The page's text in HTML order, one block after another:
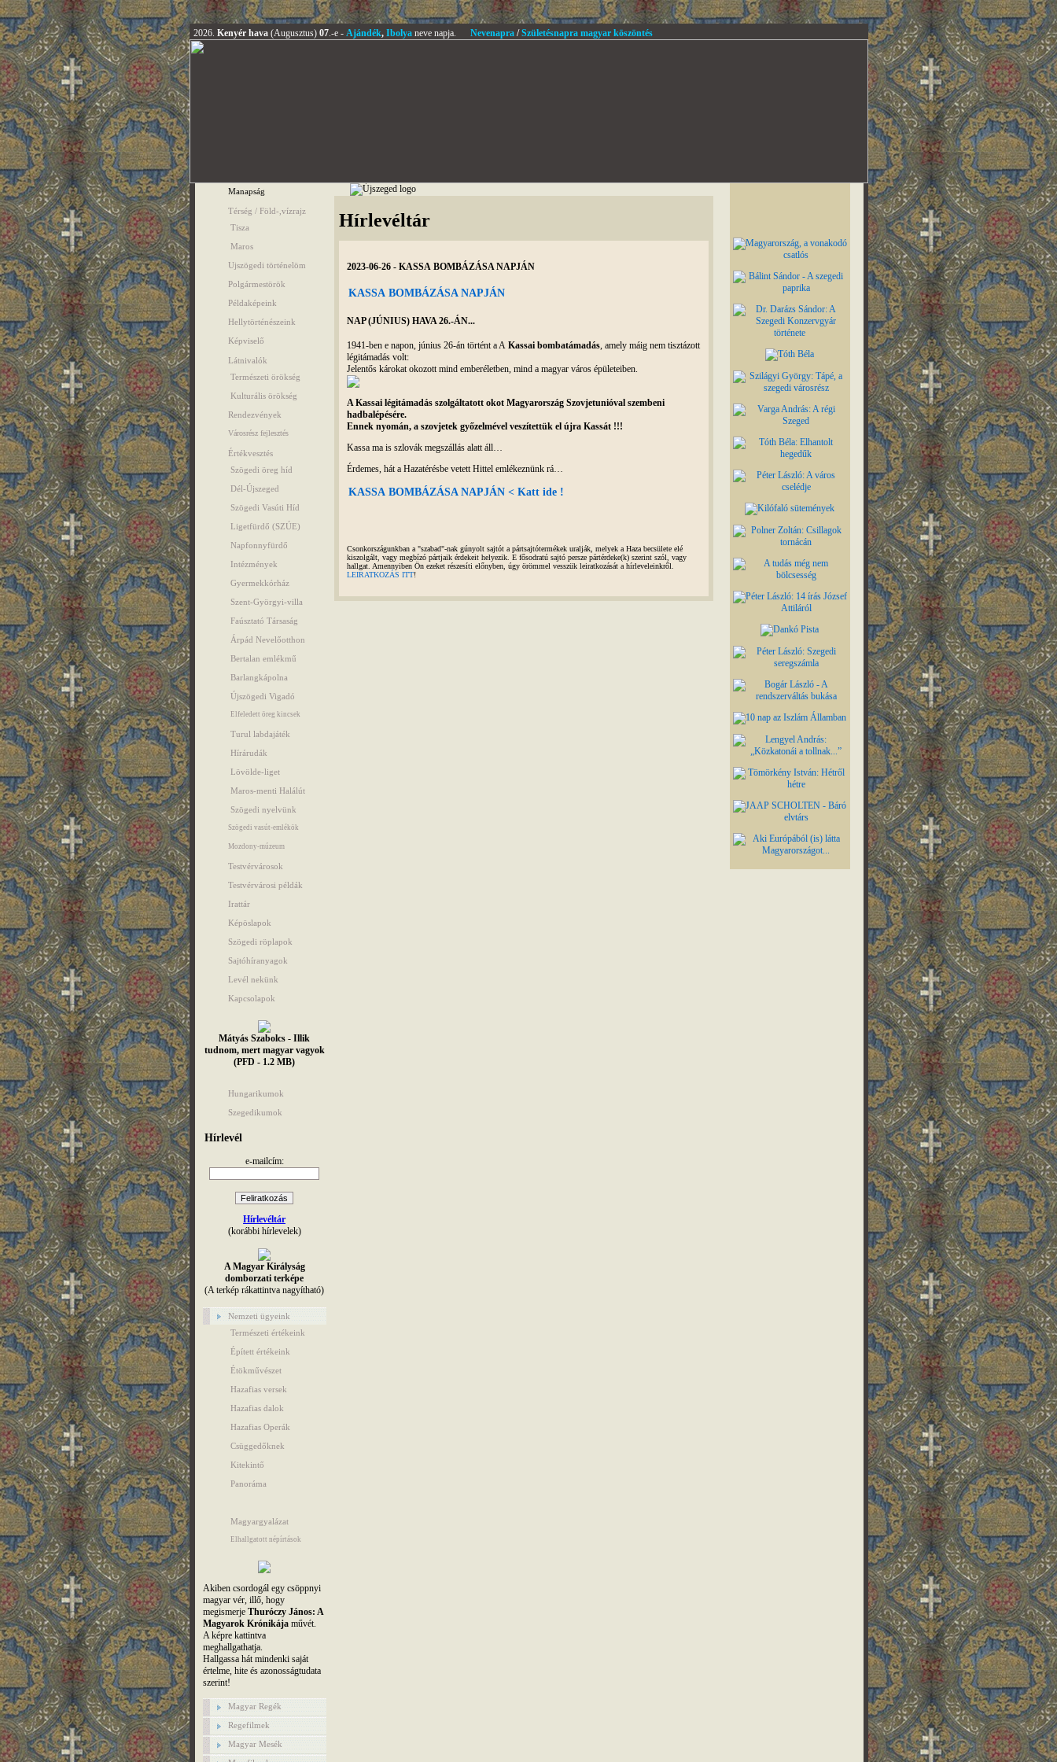
2026. Kenyér hava (Augusztus) 07.-e - Ajándék, Ibolyaneve napja. Nevenapra/Születésnapra magyar köszöntés
Manapság
Térség / Föld-,vízrajz
Tisza
Maros
Ujszögedi történelöm
Polgármestörök
Példaképeink
Hellytörténészeink
Képviselő
Látnivalók
Természeti örökség
Kulturális örökség
Rendezvények
Városrész fejlesztés
Értékvesztés
Szögedi öreg híd
Dél-Újszeged
Szögedi Vasúti Híd
Ligetfürdő (SZÚE)
Napfonnyfürdő
Intézmények
Gyermekkórház
Szent-Györgyi-villa
Faúsztató Társaság
Árpád Nevelőotthon
Bertalan emlékmű
Barlangkápolna
Újszögedi Vigadó
Elfeledett öreg kincsek
Turul labdajáték
Hírárudák
Lövölde-liget
Maros-menti Halálút
Szögedi nyelvünk
Szögedi vasút-emlékök
Mozdony-múzeum
Testvérvárosok
Testvérvárosi példák
Irattár
Képöslapok
Szögedi röplapok
Sajtóhíranyagok
Levél nekünk
Kapcsolapok
Mátyás Szabolcs - Illik
tudnom, mert magyar vagyok
(PFD - 1.2 MB)
Hungarikumok
Szegedikumok
Hírlevél
e-mailcím:
Hírlevéltár
(korábbi hírlevelek)
A Magyar Királyság
domborzati terképe
(A terkép rákattintva nagyítható)
Nemzeti ügyeink
Természeti értékeink
Épített értékeink
Étökművészet
Hazafias versek
Hazafias dalok
Hazafias Operák
Csüggedőknek
Kitekintő
Panoráma
Magyargyalázat
Elhallgatott népírtások
Akiben csordogál egy csöppnyi
magyar vér, illő, hogy
megismerje Thuróczy János: A
Magyarok Krónikájaművét.
A képre kattintva
meghallgathatja.
Hallgassa hát mindenki saját
értelme, hite és azonosságtudata
szerint!
Magyar Regék
Regefilmek
Magyar Mesék
Hírlevéltár
2023-06-26 - KASSA BOMBÁZÁSA NAPJÁN
KASSA BOMBÁZÁSA NAPJÁN
NAP (JÚNIUS) HAVA 26.-ÁN...
1941-ben e napon, június 26-án történt a A Kassai bombatámadás, amely máig nem tisztázott
légitámadás volt:
Jelentős károkat okozott mind emberéletben, mind a magyar város épületeiben.
A Kassai légitámadás szolgáltatott okot Magyarország Szovjetunióval szembeni
hadbalépésére.
Ennek nyomán, a szovjetek győzelmével veszítettük el újra Kassát !!!
Kassa ma is szlovák megszállás alatt áll…
Érdemes, hát a Hazatérésbe vetett Hittel emlékeznünk rá…
KASSA BOMBÁZÁSA NAPJÁN < Katt ide !
Csonkországunkban a "szabad"-nak gúnyolt sajtót a pártsajtótermékek uralják, melyek a Haza becsülete elé
kiszolgált, vagy megbízó pártjaik érdekeit helyezik. E fősodratú sajtó persze pártérdeke(k) szerint szól, vagy
hallgat. Amennyiben Ön ezeket részesíti előnyben, úgy örömmel vesszük leiratkozását a hírleveleinkről.
LEIRATKOZÁS ITT!